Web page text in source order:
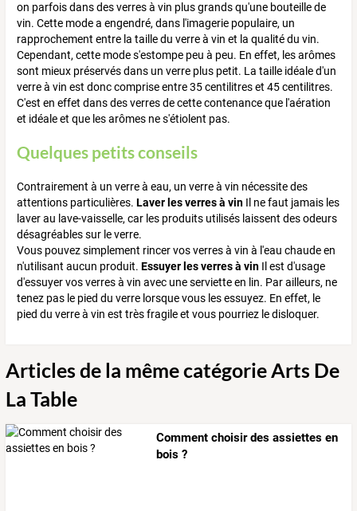
on parfois dans des verres à vin plus grands qu'une bouteille de
vin. Cette mode a engendré, dans l'imagerie populaire, un
rapprochement entre la taille du verre à vin et la qualité du vin.
Cependant, cette mode s'estompe peu à peu. En effet, les arômes
sont mieux préservés dans un verre plus petit. La taille idéale d'un
verre à vin est donc comprise entre 35 centilitres et 45 centilitres.
C'est en effet dans des verres de cette contenance que l'aération
et idéale et que les arômes ne s'étiolent pas.
Quelques petits conseils
Contrairement à un verre à eau, un verre à vin nécessite des
attentions particulières. Laver les verres à vin Il ne faut jamais les
laver au lave-vaisselle, car les produits utilisés laissent des odeurs
désagréables sur le verre.
Vous pouvez simplement rincer vos verres à vin à l'eau chaude en
n'utilisant aucun produit. Essuyer les verres à vin Il est d'usage
d'essuyer vos verres à vin avec une serviette en lin. Par ailleurs, ne
tenez pas le pied du verre lorsque vous les essuyez. En effet, le
pied du verre à vin est très fragile et vous pourriez le disloquer.
Articles de la même catégorie Arts De
La Table
Comment choisir des assiettes en
bois ?